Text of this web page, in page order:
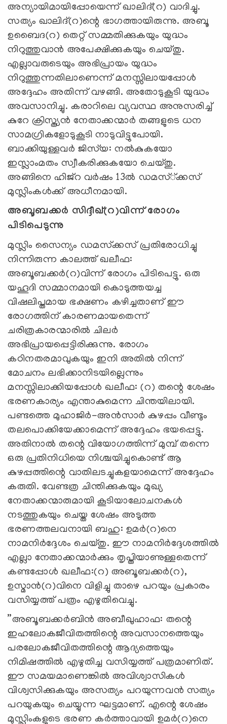
അന്യായിമായിപ്പോയെന്ന് ഖാലിദ്(റ) വാദിച്ചു.
സത്യം ഖാലിദ്(റ)ന്റെ ഭാഗത്തായിരുന്നു. അബൂ
ഉബൈദ(റ) തെറ്റ് സമ്മതിക്കുകയും യുദ്ധം
നിറുത്തുവാന്‍ അപേക്ഷിക്കുകയും ചെയ്തു.
എല്ലാവരുടെയും അഭിപ്രായം യുദ്ധം
നിറുത്തുന്നതിലാണെന്ന് മനസ്സിലായപ്പോള്‍
അദ്ദേഹം അതിന്ന് വഴങ്ങി. അതോടുകൂടി യുദ്ധം
അവസാനിച്ചു. കരാറിലെ വ്യവസ്ഥ അനുസരിച്ച്
കുറേ ക്രിസ്ത്യന്‍ നേതാക്കന്മാര്‍ തങ്ങളുടെ ധന
സാമഗ്രികളോടുകൂടി നാടുവിട്ടുപോയി.
ബാക്കിയുള്ളവര്‍ ജിസ്‌യ: നല്‍കുകയോ
ഇസ്ലാംമതം സ്വീകരിക്കുകയോ ചെയ്തു.
അങ്ങിനെ ഹിജ്‌റ വര്‍ഷം 13ല്‍ ഡമസ്്ക്കസ്
മുസ്ലിംകള്‍ക്ക് അധീനമായി.
അബൂബക്കര്‍ സിദ്ദീഖ്(റ)വിന്ന് രോഗം
പിടിപെടുന്നു
മുസ്ലിം സൈന്യം ഡമസ്‌ക്കസ് പ്രതിരോധിച്ചു
നിന്നിരുന്ന കാലത്ത് ഖലീഫ:
അബൂബക്കര്‍(റ)വിന്ന് രോഗം പിടിപെട്ടു. ഒരു
യഹൂദി സമ്മാനമായി കൊടുത്തയച്ച
വിഷലിപ്തമായ ഭക്ഷണം കഴിച്ചതാണ് ഈ
രോഗത്തിന് കാരണമായതെന്ന്
ചരിത്രകാരന്മാരില്‍ ചിലര്‍
അഭിപ്രായപ്പെട്ടിരിക്കുന്നു. രോഗം
കഠിനതരമാവുകയും ഇനി അതില്‍ നിന്ന്
മോചനം ലഭിക്കാനിടയില്ലെന്നും
മനസ്സിലാക്കിയപ്പോള്‍ ഖലീഫ: (റ) തന്റെ ശേഷം
ഭരണകാര്യം എന്താകുമെന്ന ചിന്തയിലായി.
പണ്ടത്തെ മുഹാജിര്‍-അന്‍സാര്‍ കുഴപ്പം വീണ്ടും
തലപൊക്കിയേക്കാമെന്ന് അദ്ദേഹം ഭയപ്പെട്ടു.
അതിനാല്‍ തന്റെ വിയോഗത്തിന്ന് മുമ്പ് തന്നെ
ഒരു പ്രതിനിധിയെ നിശ്ചയിച്ചുകൊണ്ട് ആ
കുഴപ്പത്തിന്റെ വാതിലടച്ചുകളയാമെന്ന് അദ്ദേഹം
കരുതി. വേണ്ടത്ര ചിന്തിക്കുകയും മുഖ്യ
നേതാക്കന്മാരുമായി കൂടിയാലോചനകള്‍
നടത്തുകയും ചെയ്ത ശേഷം അടുത്ത
ഭരണത്തലവനായി ബഹു: ഉമര്‍(റ)നെ
നാമനിര്‍ദ്ദേശം ചെയ്തു. ഈ നാമനിര്‍ദ്ദേശത്തില്‍
എല്ലാ നേതാക്കന്മാര്‍ക്കും തൃപ്തിയാണുള്ളതെന്ന്
കണ്ടപ്പോള്‍ ഖലീഫ:(റ) അബൂബക്കര്‍(റ),
ഉസ്മാന്‍(റ)വിനെ വിളിച്ചു താഴെ പറയും പ്രകാരം
വസിയ്യത്ത് പത്രം എഴുതിവെച്ചു.
”അബൂബക്കര്‍ബിന്‍ അബീഖുഹാഫ: തന്റെ
ഇഹലോകജീവിതത്തിന്റെ അവസാനത്തെയും
പരലോകജീവിതത്തിന്റെ ആദ്യത്തെയും
നിമിഷത്തില്‍ എഴുതിച്ച വസിയ്യത്ത് പത്രമാണിത്.
ഈ സമയമാണെങ്കില്‍ അവിശ്വാസികള്‍
വിശ്വസിക്കുകയും അസത്യം പറയുന്നവന്‍ സത്യം
പറയുകയും ചെയ്യുന്ന ഘട്ടമാണ്. എന്റെ ശേഷം
മുസ്ലിംകളുടെ ഭരണ കര്‍ത്താവായി ഉമര്‍(റ)നെ